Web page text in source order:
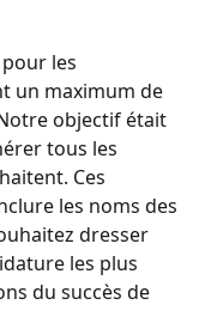
les
un maximum de
objectif était
tous les
Ces
les noms des
dresser
les plus
du succès de